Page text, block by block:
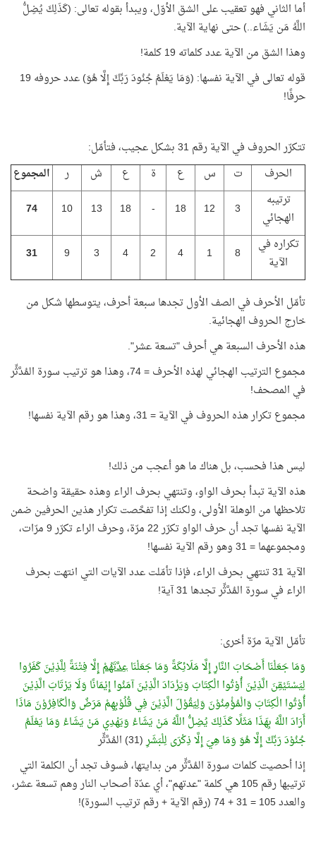
أما الثاني فهو تعقيب على الشق الأوّل، ويبدأ بقوله تعالى: (كَذَلِكَ يُضِلُّ
اللَّهُ مَن يَشَاء..) حتى نهاية الآية.
وهذا الشق من الآية عدد كلماته 19 كلمة!
قوله تعالى في الآية نفسها: (وَمَا يَعْلَمُ جُنُودَ رَبِّكَ إِلَّا هُوَ) عدد حروفه 19
حرفًا!
تتكرّر الحروف في الآية رقم 31 بشكل عجيب، فتأمّل:
الحرف
ت س ع ة ع ش ر
المجموع
ترتيبه
الهجائي
3
12
18
-
18
13
10
74
تكراره في
الآية
8
1
4
2
4
3
9
31
تأمّل الأحرف في الصف الأول تجدها سبعة أحرف، يتوسطها شكل من
خارج الحروف الهجائية.
هذه الأحرف السبعة هي أحرف "تسعة عشر".
مجموع الترتيب الهجائي لهذه الأحرف = 74، وهذا هو ترتيب سورة المُدَّثِّر
في المصحف!
مجموع تكرار هذه الحروف في الآية = 31، وهذا هو رقم الآية نفسها!
ليس هذا فحسب، بل هناك ما هو أعجب من ذلك!
هذه الآية تبدأ بحرف الواو، وتنتهي بحرف الراء وهذه حقيقة واضحة
تلاحظها من الوهلة الأولى، ولكنك إذا تفحَّصت تكرار هذين الحرفين ضمن
الآية نفسها تجد أن حرف الواو تكرّر 22 مرّة، وحرف الراء تكرّر 9 مرّات،
ومجموعهما = 31 وهو رقم الآية نفسها!
الآية 31 تنتهي بحرف الراء، فإذا تأمّلت عدد الآيات التي انتهت بحرف
الراء في سورة المُدَّثِّر تجدها 31 آية!
تأمّل الآية مرّة أخرى:
وَمَا جَعَلْنَا أَصْحَابَ النَّارِ إِلَّا مَلَائِكَةً وَمَا جَعَلْنَاعِدَّتَهُمْإِلَّا فِتْنَةً لِلَّذِيْنَ كَفَرُوا
لِيَسْتَيْقِنَ الَّذِيْنَ أُوْتُوا الْكِتَابَ وَيَزْدَادَ الَّذِيْنَ آمَنُوا إِيْمَانًا وَلَا يَرْتَابَ الَّذِيْنَ
أُوْتُوا الْكِتَابَ وَالْمُؤْمِنُوْنَ وَلِيَقُوْلَ الَّذِيْنَ فِي قُلُوْبِهِمْ مَرَضٌ وَالْكَافِرُوْنَ مَاذَا
أَرَادَ اللَّهُ بِهَذَا مَثَلًا كَذَلِكَ يُضِلُّ اللَّهُ مَنْ يَشَاءُ وَيَهْدِي مَنْ يَشَاءُ وَمَا يَعْلَمُ
جُنُوْدَ رَبِّكَ إِلَّا هُوَ وَمَا هِيَ إِلَّا ذِكْرَى لِلْبَشَرِ(31) المُدَّثِّر
إذا أحصيت كلمات سورة المُدَّثِّر من بدايتها، فسوف تجد أن الكلمة التي
ترتيبها رقم 105 هي كلمة "عدتهم"، أي عدّة أصحاب النار وهم تسعة عشر،
والعدد 105 = 31 + 74 (رقم الآية + رقم ترتيب السورة)!